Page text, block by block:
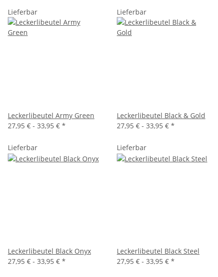
Lieferbar
Leckerlibeutel Army Green
27,95 € - 33,95 € *
Lieferbar
Leckerlibeutel Black & Gold
27,95 € - 33,95 € *
Lieferbar
Leckerlibeutel Black Onyx
27,95 € - 33,95 € *
Lieferbar
Leckerlibeutel Black Steel
27,95 € - 33,95 € *